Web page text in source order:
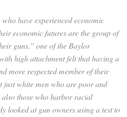
have experienced economic
economic futures are the group of
guns,” one of the Baylor
high attachment felt that having a
more respected member of their
just white men who are poor and
also those who harbor racial
looked at gun owners using a test to